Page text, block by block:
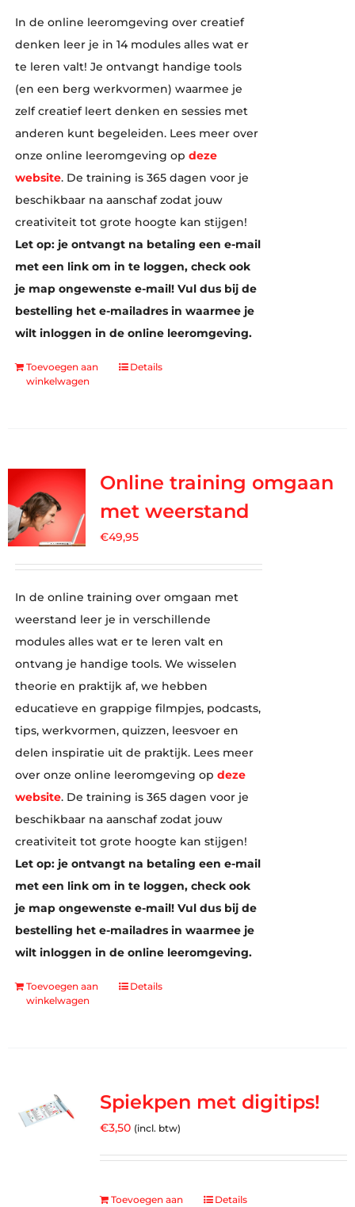
In de online leeromgeving over creatief
denken leer je in 14 modules alles wat er
te leren valt! Je ontvangt handige tools
(en een berg werkvormen) waarmee je
zelf creatief leert denken en sessies met
anderen kunt begeleiden. Lees meer over
onze online leeromgeving op deze
website. De training is 365 dagen voor je
beschikbaar na aanschaf zodat jouw
creativiteit tot grote hoogte kan stijgen!
Let op: je ontvangt na betaling een e-mail
met een link om in te loggen, check ook
je map ongewenste e-mail! Vul dus bij de
bestelling het e-mailadres in waarmee je
wilt inloggen in de online leeromgeving.
Toevoegen aan
winkelwagen
Details
Online training omgaan
met weerstand
€49,95
In de online training over omgaan met
weerstand leer je in verschillende
modules alles wat er te leren valt en
ontvang je handige tools. We wisselen
theorie en praktijk af, we hebben
educatieve en grappige filmpjes, podcasts,
tips, werkvormen, quizzen, leesvoer en
delen inspiratie uit de praktijk. Lees meer
over onze online leeromgeving op deze
website. De training is 365 dagen voor je
beschikbaar na aanschaf zodat jouw
creativiteit tot grote hoogte kan stijgen!
Let op: je ontvangt na betaling een e-mail
met een link om in te loggen, check ook
je map ongewenste e-mail! Vul dus bij de
bestelling het e-mailadres in waarmee je
wilt inloggen in de online leeromgeving.
Toevoegen aan
winkelwagen
Details
Spiekpen met digitips!
€3,50 (incl. btw)
Toevoegen aan
Details